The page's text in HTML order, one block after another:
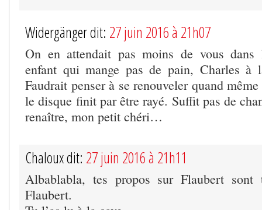
Widergänger dit: 27 juin 2016 à 21h07
On en attendait pas moins de vous dans
enfant qui mange pas de pain, Charles
Faudrait penser à se renouveler quand
le disque finit par être rayé. Suffit pas de
renaître, mon petit chéri…
Chaloux dit: 27 juin 2016 à 21h11
Albablabla, tes propos sur Flaubert sont
Flaubert.